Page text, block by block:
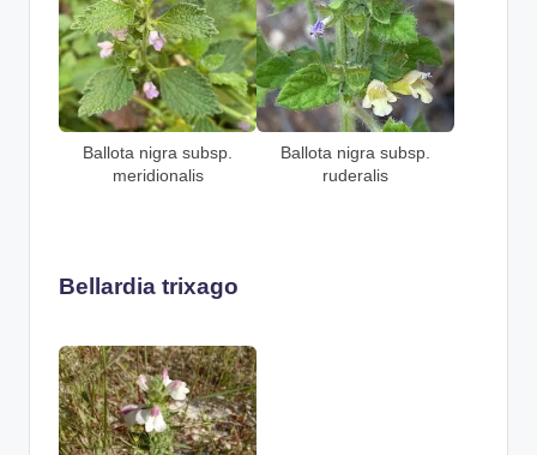
Ballota nigra subsp.
meridionalis
Ballota nigra subsp.
ruderalis
Bellardia trixago